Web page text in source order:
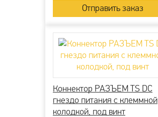
Коннектор РАЗЪЕМ TS DC
гнездо питания с клеммной
колодкой, под винт